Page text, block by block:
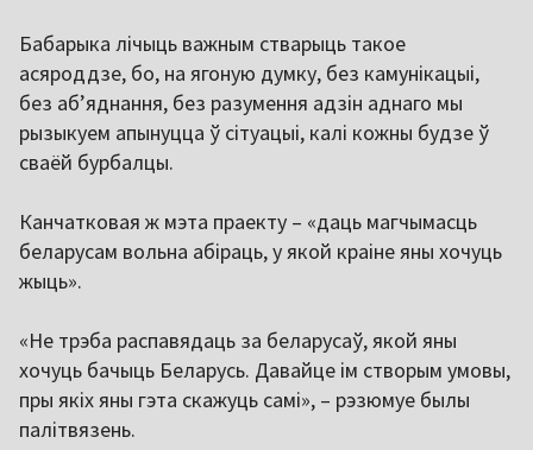
Бабарыка лічыць важным стварыць такое
асяроддзе, бо, на ягоную думку, без камунікацыі,
без аб’яднання, без разумення адзін аднаго мы
рызыкуем апынуцца ў сітуацыі, калі кожны будзе ў
сваёй бурбалцы.
Канчатковая ж мэта праекту – «даць магчымасць
беларусам вольна абіраць, у якой краіне яны хочуць
жыць».
«Не трэба распавядаць за беларусаў, якой яны
хочуць бачыць Беларусь. Давайце ім створым умовы,
пры якіх яны гэта скажуць самі», – рэзюмуе былы
палітвязень.